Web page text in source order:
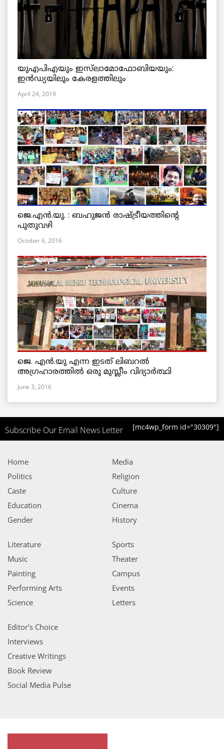
യുഎപിഎയും ഇസ്‌ലാമോഫോബിയയും:
ഇൻഡ്യയിലും കേരളത്തിലും
April 24, 2019
ജെ.എന്‍.യു. : ബഹുജന്‍ രാഷ്ട്രീയത്തിന്റെ
പുതുവഴി
October 6, 2016
ജെ. എന്‍.യു എന്ന ഇടത് ലിബറല്‍
അഗ്രഹാരത്തില്‍ ഒരു മുസ്ലീം വിദ്യാര്‍ത്ഥി
June 3, 2016
Subscribe Our Email News Letter [mc4wp_form id="30309"]
Home
Politics
Caste
Education
Gender
Media
Religion
Culture
Cinema
History
Literature
Music
Painting
Performing Arts
Science
Sports
Theater
Campus
Events
Letters
Editor’s Choice
Interviews
Creative Writings
Book Review
Social Media Pulse